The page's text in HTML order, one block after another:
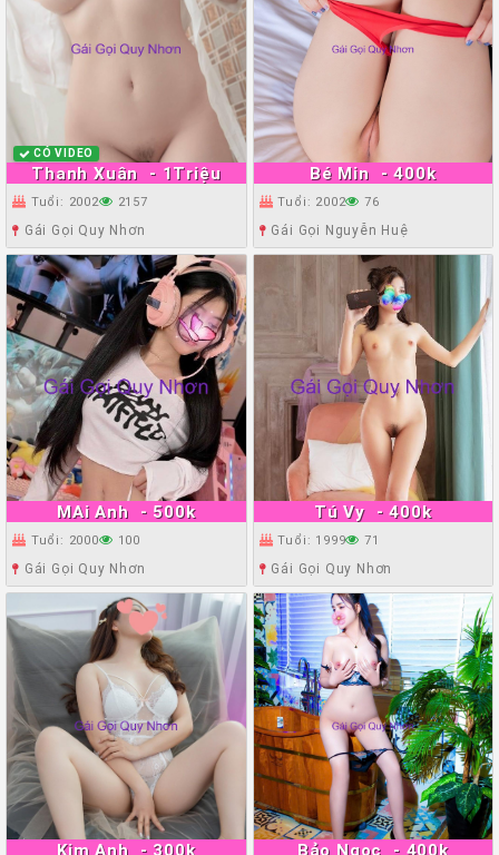
Thanh Xuân - 1Triệu
CÓ VIDEO
Tuổi: 2002 2157
Gái Gọi Quy Nhơn
Bé Min - 400k
Tuổi: 2002 76
Gái Gọi Nguyễn Huệ
MAi Anh - 500k
Tuổi: 2000 100
Gái Gọi Quy Nhơn
Tú Vy - 400k
Tuổi: 1999 71
Gái Gọi Quy Nhơn
Kim Anh - 300k Bảo Ngọc - 400k